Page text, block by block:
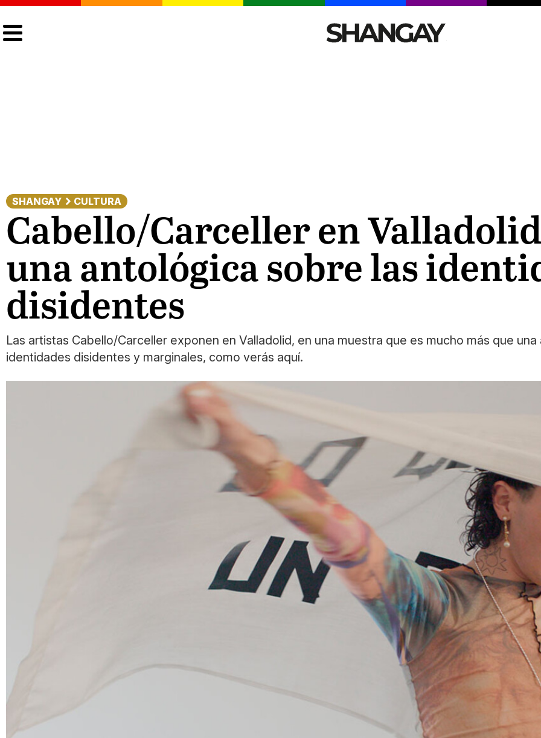
SHANGAY CULTURA
Cabello/Carceller en
una antológica sobre las
disidentes
Las artistas Cabello/Carceller exponen en Valladolid, en una muestra que es mucho más que
identidades disidentes y marginales, como verás aquí.